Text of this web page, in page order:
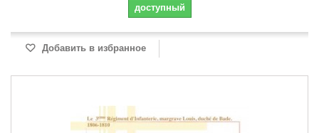
доступный
Добавить в избранное